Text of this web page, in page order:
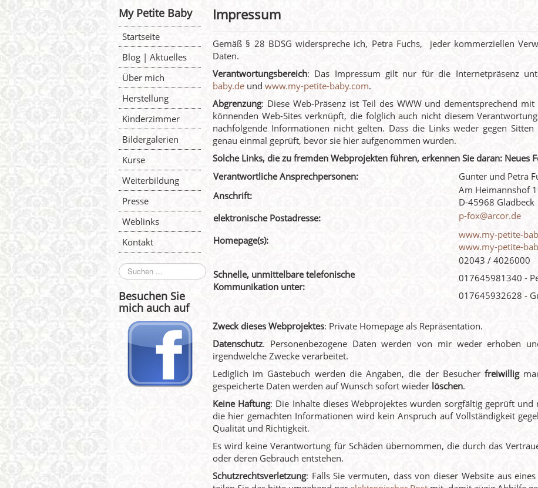
My Petite Baby
Startseite
Blog | Aktuelles
Über mich
Herstellung
Kinderzimmer
Bildergalerien
Kurse
Weiterbildung
Presse
Weblinks
Kontakt
Suchen
...
Besuchen Sie
mich auch auf
Impressum
Gemäß § 28 BDSG widerspreche ich, Petra Fuchs, jeder kommerziellen
Daten.
Verantwortungsbereich: Das Impressum gilt nur für die Internetpräsenz
baby.de und www.my-petite-baby.com.
Abgrenzung: Diese Web-Präsenz ist Teil des WWW und dementsprechend
könnenden Web-Sites verknüpft, die folglich auch nicht diesem
nachfolgende Informationen nicht gelten. Dass die Links weder gegen
genau einmal geprüft, bevor sie hier aufgenommen wurden.
Solche Links, die zu fremden Webprojekten führen, erkennen Sie daran: Neues
Verantwortliche Ansprechpersonen:
Gunter und Petra
Anschrift:
Am Heimannshof
D-45968 Gladbeck
elektronische Postadresse:
p-fox@arcor.de
Homepage(s):
www.my-petite-
www.my-petite-
Schnelle, unmittelbare telefonische
Kommunikation unter:
02043 / 4026000
017645981340 -
017645932628 -
Zweck dieses Webprojektes: Private Homepage als Repräsentation.
Datenschutz. Personenbezogene Daten werden von mir weder erhoben
irgendwelche Zwecke verarbeitet.
Lediglich im Gästebuch werden die Angaben, die der Besucher freiwillig
gespeicherte Daten werden auf Wunsch sofort wieder löschen.
Keine Haftung: Die Inhalte dieses Webprojektes wurden sorgfältig geprüft und
die hier gemachten Informationen wird kein Anspruch auf Vollständigkeit
Qualität und Richtigkeit.
Es wird keine Verantwortung für Schäden übernommen, die durch das
oder deren Gebrauch entstehen.
Schutzrechtsverletzung: Falls Sie vermuten, dass von dieser Website aus